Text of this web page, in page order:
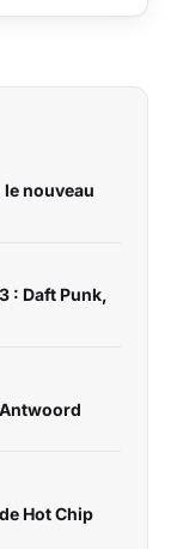
nouveau
: Daft Punk,
Hot Chip